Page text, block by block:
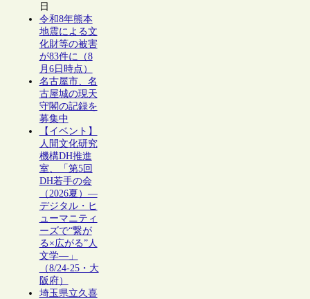
日
令和8年熊本
地震による文
化財等の被害
が83件に（8
月6日時点）
名古屋市、名
古屋城の現天
守閣の記録を
募集中
【イベント】
人間文化研究
機構DH推進
室、「第5回
DH若手の会
（2026夏）―
デジタル・ヒ
ューマニティ
ーズで“繋が
る×広がる”人
文学―」
（8/24-25・大
阪府）
埼玉県立久喜